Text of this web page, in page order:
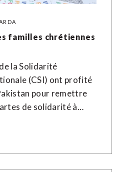
familles chrétiennes
la Solidarité
(CSI) ont profité
pour remettre
de solidarité à…